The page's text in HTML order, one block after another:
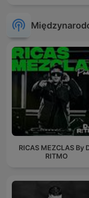
RICAS MEZCLAS By
RITMO